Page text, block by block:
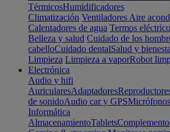
TérmicosHumidificadores
Climatización Ventiladores Aire
Calentadores de agua Termos
Belleza y salud Cuidado de los
cabelloCuidado dentalSalud y
Limpieza Limpieza a vaporRobot
Electrónica
Audio y hifi
AuricularesAdaptadores
de sonidoAudio car y GPSMicrófonos
Informática
AlmacenamientoTablets